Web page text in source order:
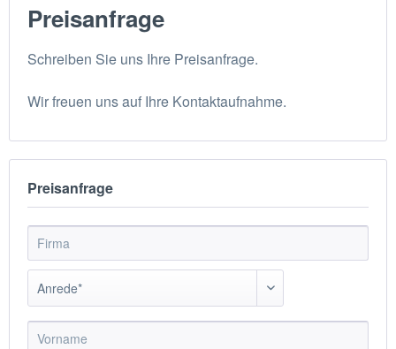
Preisanfrage
Schreiben Sie uns Ihre Preisanfrage.
Wir freuen uns auf Ihre Kontaktaufnahme.
Preisanfrage